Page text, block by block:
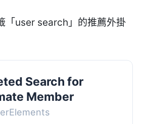
「user search」的推薦外掛
Search for
Member